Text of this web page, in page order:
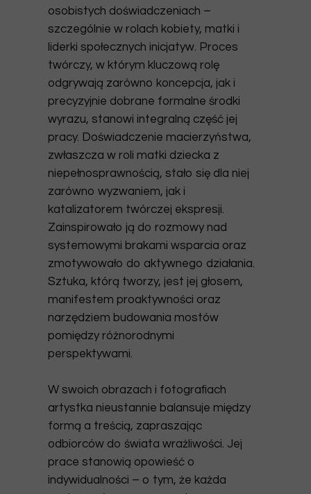
osobistych doświadczeniach –
szczególnie w rolach kobiety, matki i
liderki społecznych inicjatyw. Proces
twórczy, w którym kluczową rolę
odgrywają zarówno koncepcja, jak i
precyzyjnie dobrane formalne środki
wyrazu, stanowi integralną część jej
pracy. Doświadczenie macierzyństwa,
zwłaszcza w roli matki dziecka z
niepełnosprawnością, stało się dla niej
zarówno wyzwaniem, jak i
katalizatorem twórczej ekspresji.
Zainspirowało ją do rozmowy nad
systemowymi brakami wsparcia oraz
zmotywowało do aktywnego działania.
Sztuka, którą tworzy, jest jej głosem,
manifestem proaktywności oraz
narzędziem budowania mostów
pomiędzy różnorodnymi
perspektywami.
W swoich obrazach i fotografiach
artystka nieustannie balansuje między
formą a treścią, zapraszając
odbiorców do świata wrażliwości. Jej
prace stanowią opowieść o
indywidualności – o tym, że każda